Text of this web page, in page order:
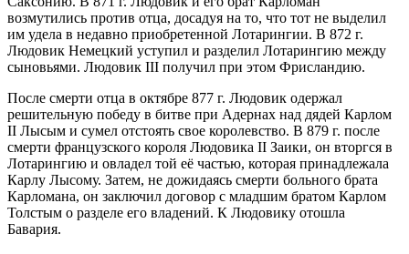
возмутились против отца, досадуя на то, что тот не выделил
им удела в недавно приобретенной Лотарингии. В 872 г.
Людовик Немецкий уступил и разделил Лотарингию между
сыновьями. Людовик III получил при этом Фрисландию.
После смерти отца в октябре 877 г. Людовик одержал
решительную победу в битве при Адернах над дядей Карлом
II Лысым и сумел отстоять свое королевство. В 879 г. после
смерти французского короля Людовика II Заики, он вторгся в
Лотарингию и овладел той её частью, которая принадлежала
Карлу Лысому. Затем, не дожидаясь смерти больного брата
Карломана, он заключил договор с младшим братом Карлом
Толстым о разделе его владений. К Людовику отошла
Бавария.